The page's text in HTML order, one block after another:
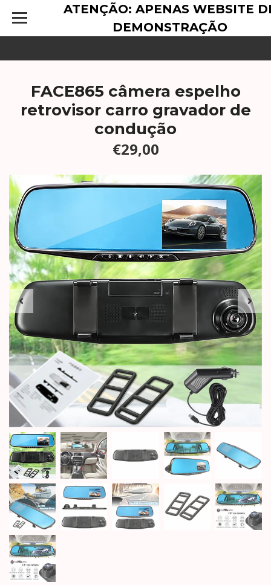
ATENÇÃO: APENAS WEBSITE
DEMONSTRAÇÃO
FACE865 câmera espelho
retrovisor carro gravador de
condução
€29,00